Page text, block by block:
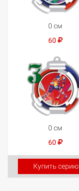
0 см
60
0 см
60
Купить серию